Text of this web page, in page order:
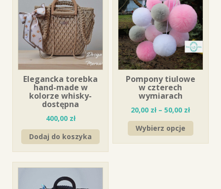
Elegancka torebka
hand-made w
kolorze whisky-
dostępna
400,00 zł
Dodaj do koszyka
Pompony tiulowe
w czterech
wymiarach
20,00 zł–50,00 zł
Wybierz opcje